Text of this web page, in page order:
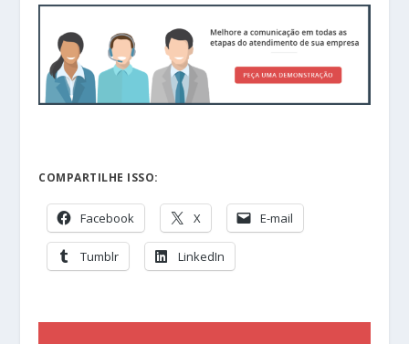
COMPARTILHE ISSO:
Facebook X E-mail
Tumblr LinkedIn